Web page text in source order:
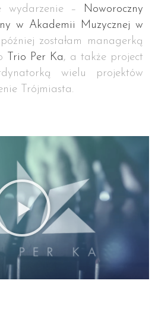
wydarzenie –
Noworoczny
w Akademii Muzycznej w
zostałam managerką
Trio Per Ka, a także project
wielu projektów
Trójmiasta.